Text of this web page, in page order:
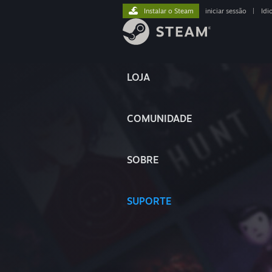
LOJA
COMUNIDADE
SOBRE
SUPORTE
Instalar o Steam iniciar sessão